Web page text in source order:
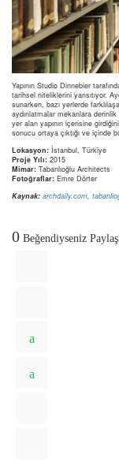
Yapının Studio Dinnebier
tarihsel niteliklerini yansıtıyor.
sunarken, bazı yerlerde
aydınlatmalar mekanlara
yer alan yapının içerisine
sonucu ortaya çıktığı ve içinde
Lokasyon: İstanbul, Türkiye
Proje Yılı: 2015
Mimar: Tabanlıoğlu Architects
Fotoğraflar: Emre Dörter
Kaynak: archdaily.com,
0 Beğendiyseniz